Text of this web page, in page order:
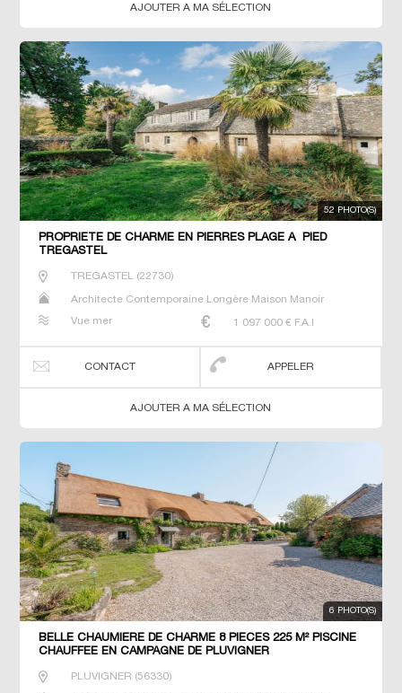
AJOUTER A MA SÉLECTION
52 PHOTO(S)
PROPRIETE DE CHARME EN PIERRES PLAGE A PIED
TREGASTEL
TREGASTEL (22730)
Architecte Contemporaine Longère Maison Manoir
Vue mer
1 097 000 € F.A.I
CONTACT APPELER
AJOUTER A MA SÉLECTION
6 PHOTO(S)
BELLE CHAUMIERE DE CHARME 8 PIECES 225 M² PISCINE
CHAUFFEE EN CAMPAGNE DE PLUVIGNER
PLUVIGNER (56330)